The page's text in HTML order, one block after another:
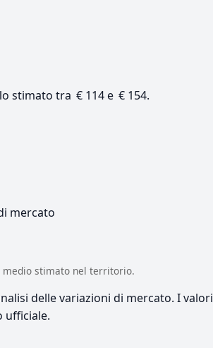
stimato tra € 114 e € 154.
mercato
medio stimato nel territorio.
delle variazioni di mercato. I valori
ufficiale.